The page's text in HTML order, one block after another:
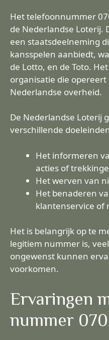
Het telefoonnummer
de Nederlandse Loterij.
een staatsdeelneming
kansspelen aanbiedt,
de Lotto, en de Toto.
organisatie die
Nederlandse overheid.
De Nederlandse Loterij
verschillende
Het informeren
acties of
Het werven van
Het benaderen
klantenservice of
Het is belangrijk op te
legitiem nummer is,
ongewenst kunnen
voorkomen.
Ervaringen
nummer